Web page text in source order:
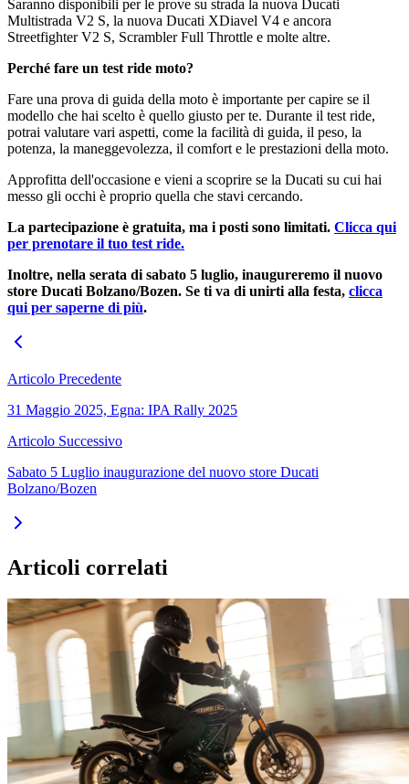
Saranno disponibili per le prove su strada la nuova Ducati
Multistrada V2 S, la nuova Ducati XDiavel V4 e ancora
Streetfighter V2 S, Scrambler Full Throttle e molte altre.
Perché fare un test ride moto?
Fare una prova di guida della moto è importante per capire se il
modello che hai scelto è quello giusto per te. Durante il test ride,
potrai valutare vari aspetti, come la facilità di guida, il peso, la
potenza, la maneggevolezza, il comfort e le prestazioni della moto.
Approfitta dell'occasione e vieni a scoprire se la Ducati su cui hai
messo gli occhi è proprio quella che stavi cercando.
La partecipazione è gratuita, ma i posti sono limitati. Clicca qui
per prenotare il tuo test ride.
Inoltre, nella serata di sabato 5 luglio, inaugureremo il nuovo
store Ducati Bolzano/Bozen. Se ti va di unirti alla festa, clicca
qui per saperne di più.
Articolo Precedente
31 Maggio 2025, Egna: IPA Rally 2025
Articolo Successivo
Sabato 5 Luglio inaugurazione del nuovo store Ducati
Bolzano/Bozen
Articoli correlati